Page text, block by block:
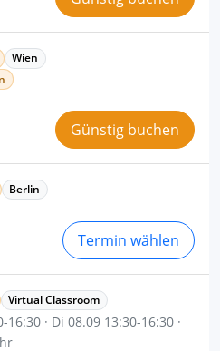
Wien
Günstig buchen
Berlin
Termin wählen
Virtual Classroom
· Di 08.09 13:30-16:30 ·